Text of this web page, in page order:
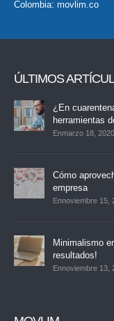
Colombia: movlim.co
ÚLTIMOS
¿En
herramientas
Enmarzo 18, 2020
Cómo
empresa
Ennoviembre 15,
Minimalismo
resultados!
Ennoviembre 13,